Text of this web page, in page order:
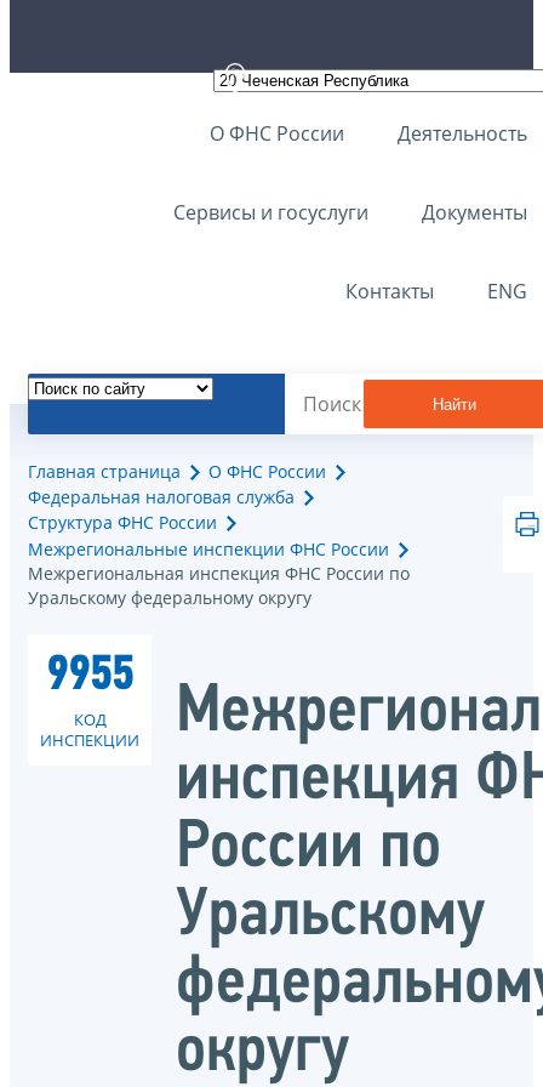
О ФНС России Деятельность
Сервисы и госуслуги Документы
Контакты ENG
Найти
Главная страница
О ФНС России
Федеральная налоговая служба
Структура ФНС России
Межрегиональные инспекции ФНС России
Межрегиональная инспекция ФНС России по
Уральскому федеральному округу
9955
КОД
ИНСПЕКЦИИ
инспекция
России по
Уральскому
округу